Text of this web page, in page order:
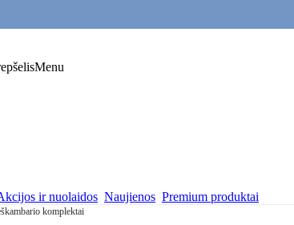
Menu
ir nuolaidos Naujienos Premium produktai
komplektai